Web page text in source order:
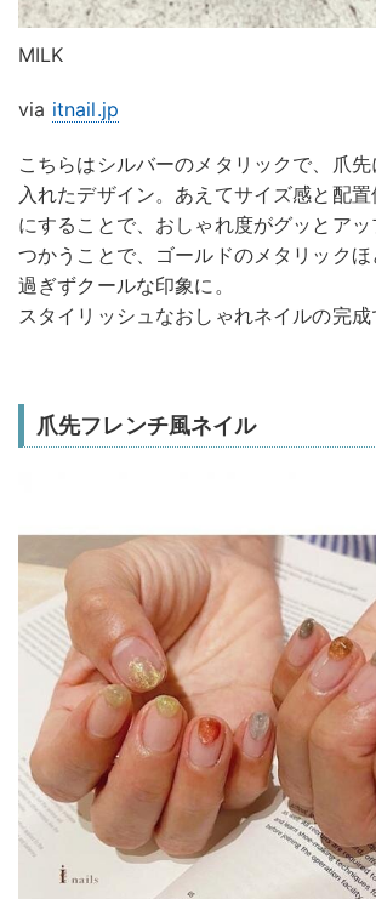
MILK
via itnail.jp
こちらはシルバーのメタリックで、爪
入れたデザイン。あえてサイズ感と配
にすることで、おしゃれ度がグッとア
つかうことで、ゴールドのメタリックほ
過ぎずクールな印象に。
スタイリッシュなおしゃれネイルの完成
爪先フレンチ風ネイル